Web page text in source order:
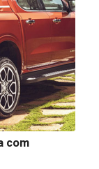
com